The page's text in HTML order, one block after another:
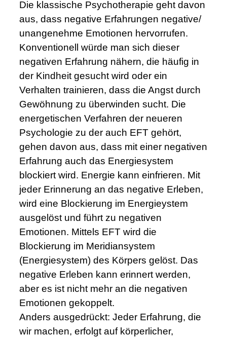
Die klassische Psychotherapie geht davon
aus, dass negative Erfahrungen negative/
unangenehme Emotionen hervorrufen.
Konventionell würde man sich dieser
negativen Erfahrung nähern, die häufig in
der Kindheit gesucht wird oder ein
Verhalten trainieren, dass die Angst durch
Gewöhnung zu überwinden sucht. Die
energetischen Verfahren der neueren
Psychologie zu der auch EFT gehört,
gehen davon aus, dass mit einer negativen
Erfahrung auch das Energiesystem
blockiert wird. Energie kann einfrieren. Mit
jeder Erinnerung an das negative Erleben,
wird eine Blockierung im Energieystem
ausgelöst und führt zu negativen
Emotionen. Mittels EFT wird die
Blockierung im Meridiansystem
(Energiesystem) des Körpers gelöst. Das
negative Erleben kann erinnert werden,
aber es ist nicht mehr an die negativen
Emotionen gekoppelt.
Anders ausgedrückt: Jeder Erfahrung, die
wir machen, erfolgt auf körperlicher,